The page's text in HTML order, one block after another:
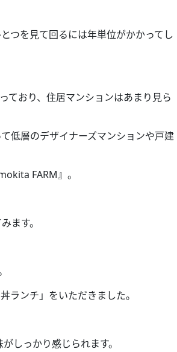
つを見て回るには年単位がかかってし
ており、住居マンションはあまり見ら
低層のデザイナーズマンションや戸建
FARM』。
ます。
丼ランチ」をいただきました。
しっかり感じられます。